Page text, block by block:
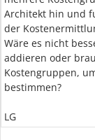
Architekt hin und
der
Wäre es nicht
addieren oder
Kostengruppen,
bestimmen?
LG